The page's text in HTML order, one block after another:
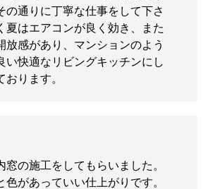
の通りに丁寧な仕事をして下さ
夏はエアコンが良く効き、また
放感があり、マンションのよう
い快適なリビングキッチンにし
ります。
窓の施工をしてもらいました。
色があっていい仕上がりです。